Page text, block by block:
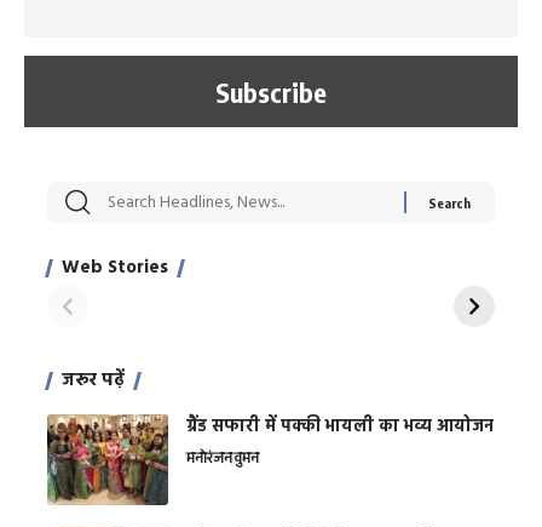
Web Stories
सट्टेबाजी में अरेस्ट हुए
साहिल खान
रोज एक कच्चे लहसुन
जरूर पढ़ें
ग्रैंड सफारी में पक्की भायली का भव्य आयोजन
मनोरंजनवुमन